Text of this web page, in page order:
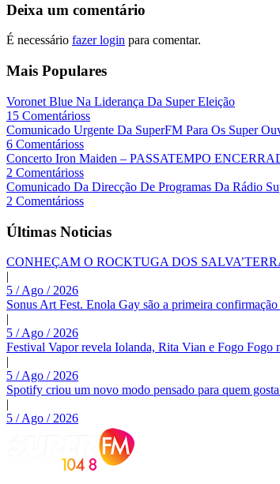
Deixa um comentário
É necessário fazer login para comentar.
Mais Populares
Voronet Blue Na Liderança Da Super Eleição
15 Comentárioss
Comunicado Urgente Da SuperFM Para Os Super
6 Comentárioss
Concerto Iron Maiden – PASSATEMPO
2 Comentárioss
Comunicado Da Direcção De Programas Da Rádio
2 Comentárioss
Últimas Noticias
CONHEÇAM O ROCKTUGA DOS
|
5 / Ago / 2026
Sonus Art Fest. Enola Gay são a primeira
|
5 / Ago / 2026
Festival Vapor revela Iolanda, Rita Vian e Fogo Fogo
|
5 / Ago / 2026
Spotify criou um novo modo pensado para quem
|
5 / Ago / 2026